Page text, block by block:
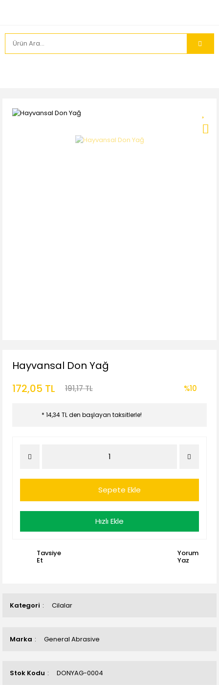
Kategori Cilalar
Marka General Abrasive
Stok Kodu DONYAG-0004
Hayvansal Don Yağ
172,05 TL
191,17 TL %10
* 14,34 TL den başlayan taksitlerle!
Sepete Ekle
Hızlı Ekle
Tavsiye
Et
Yorum
Yaz